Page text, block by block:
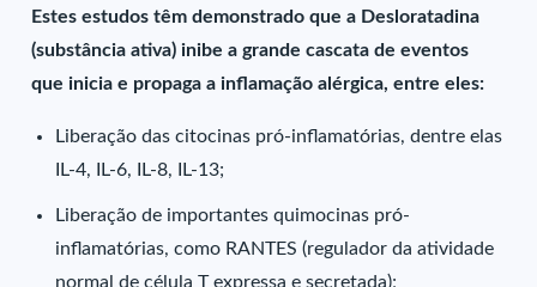
Estes estudos têm demonstrado que a Desloratadina
(substância ativa) inibe a grande cascata de eventos
que inicia e propaga a inflamação alérgica, entre eles:
Liberação das citocinas pró-inflamatórias, dentre elas
IL-4, IL-6, IL-8, IL-13;
Liberação de importantes quimocinas pró-
inflamatórias, como RANTES (regulador da atividade
normal de célula T expressa e secretada);